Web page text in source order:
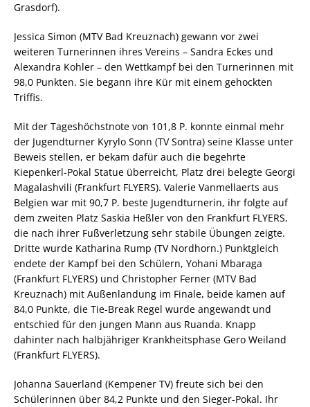
Grasdorf).
Jessica Simon (MTV Bad Kreuznach) gewann vor zwei
weiteren Turnerinnen ihres Vereins – Sandra Eckes und
Alexandra Kohler – den Wettkampf bei den Turnerinnen mit
98,0 Punkten. Sie begann ihre Kür mit einem gehockten
Triffis.
Mit der Tageshöchstnote von 101,8 P. konnte einmal mehr
der Jugendturner Kyrylo Sonn (TV Sontra) seine Klasse unter
Beweis stellen, er bekam dafür auch die begehrte
Kiepenkerl-Pokal Statue überreicht, Platz drei belegte Georgi
Magalashvili (Frankfurt FLYERS). Valerie Vanmellaerts aus
Belgien war mit 90,7 P. beste Jugendturnerin, ihr folgte auf
dem zweiten Platz Saskia Heßler von den Frankfurt FLYERS,
die nach ihrer Fußverletzung sehr stabile Übungen zeigte.
Dritte wurde Katharina Rump (TV Nordhorn.) Punktgleich
endete der Kampf bei den Schülern, Yohani Mbaraga
(Frankfurt FLYERS) und Christopher Ferner (MTV Bad
Kreuznach) mit Außenlandung im Finale, beide kamen auf
84,0 Punkte, die Tie-Break Regel wurde angewandt und
entschied für den jungen Mann aus Ruanda. Knapp
dahinter nach halbjähriger Krankheitsphase Gero Weiland
(Frankfurt FLYERS).
Johanna Sauerland (Kempener TV) freute sich bei den
Schülerinnen über 84,2 Punkte und den Sieger-Pokal. Ihr